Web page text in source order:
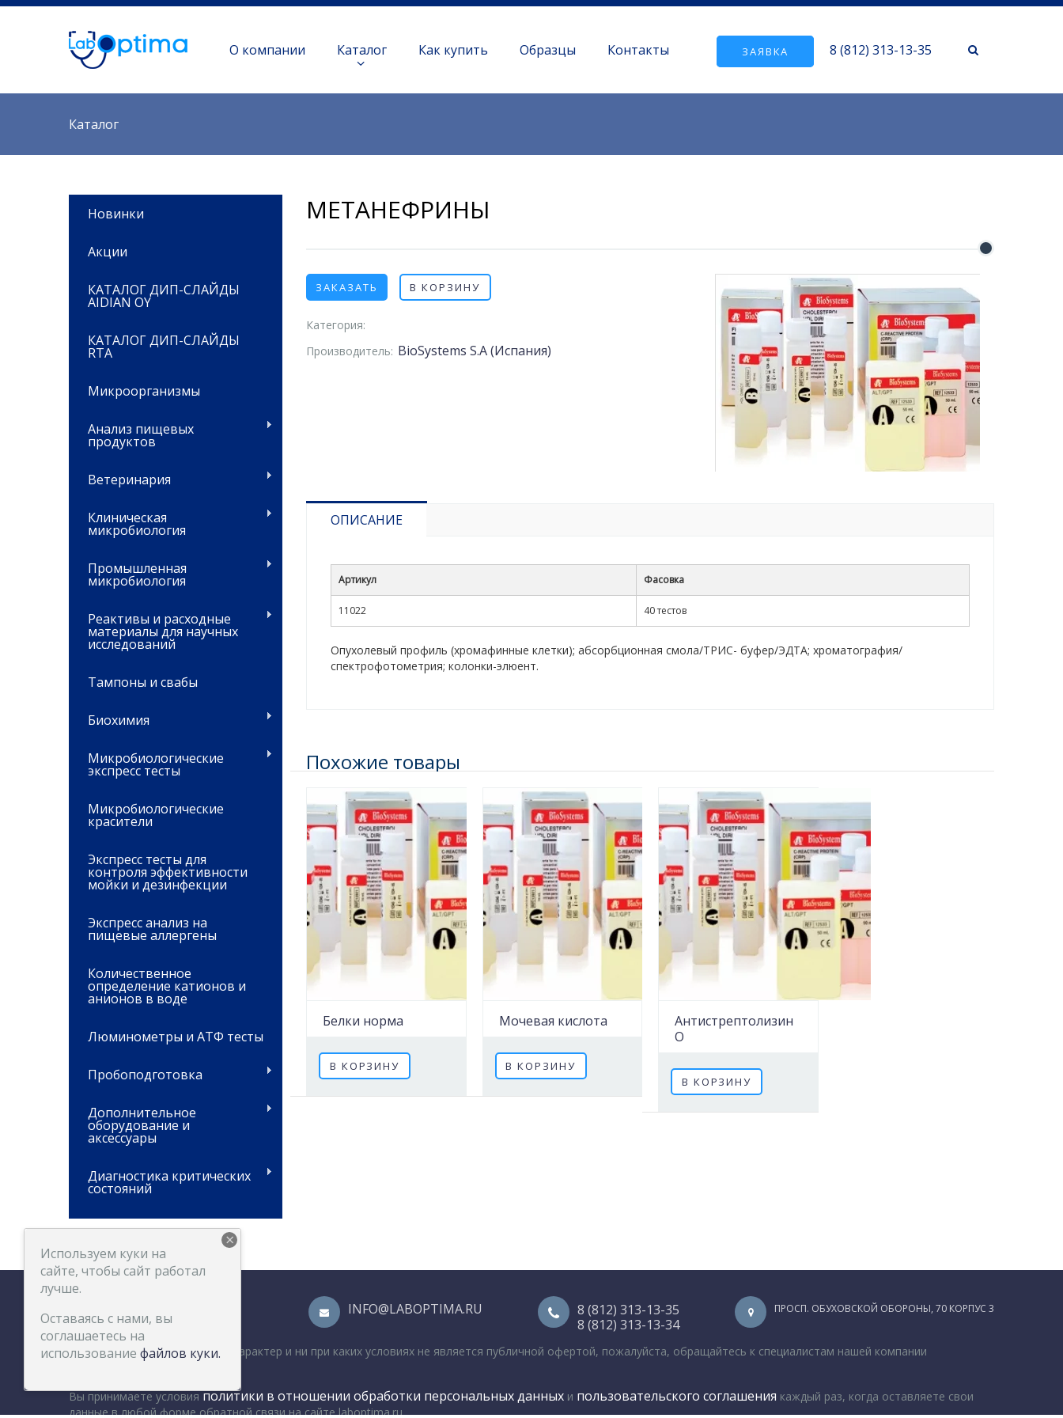
О компании Каталог Как купить Образцы Контакты ЗАЯВКА 8 (812) 313-13-35
Вы здесь
Каталог
Новинки
Акции
КАТАЛОГ ДИП-СЛАЙДЫ
AIDIAN OY
КАТАЛОГ ДИП-СЛАЙДЫ
RTA
Микроорганизмы
Анализ пищевых
продуктов
Ветеринария
Клиническая
микробиология
Промышленная
микробиология
Реактивы и расходные
материалы для научных
исследований
Тампоны и свабы
Биохимия
Микробиологические
экспресс тесты
Микробиологические
красители
Экспресс тесты для
контроля эффективности
мойки и дезинфекции
Экспресс анализ на
пищевые аллергены
Количественное
определение катионов и
анионов в воде
Люминометры и АТФ тесты
Пробоподготовка
Дополнительное
оборудование и
аксессуары
Диагностика критических
состояний
МЕТАНЕФРИНЫ
ЗАКАЗАТЬ В КОРЗИНУ
Категория:
Производитель: BioSystems S.A (Испания)
ОПИСАНИЕ
Артикул Фасовка
11022 40 тестов
Опухолевый профиль (хромафинные клетки); абсорбционная смола/ТРИС- буфер/ЭДТА; хроматография/
спектрофотометрия; колонки-элюент.
Похожие товары
Белки норма
В КОРЗИНУ
Мочевая кислота
В КОРЗИНУ
Антистрептолизин
О
В КОРЗИНУ
INFO@LABOPTIMA.RU
8 (812) 313-13-35
8 (812) 313-13-34
ПРОСП. ОБУХОВСКОЙ ОБОРОНЫ, 70 КОРПУС 3
Цена носит информационный характер и ни при каких условиях не является публичной офертой, пожалуйста, обращайтесь к специалистам нашей компании
Вы принимаете условияполитики в отношении обработки персональных данных и пользовательского соглашения каждый раз, когда оставляете свои
данные в любой форме обратной связи на сайте laboptima.ru
Используем куки на
сайте, чтобы сайт работал
лучше.
Оставаясь с нами, вы
соглашаетесь на
использование файлов куки.
×